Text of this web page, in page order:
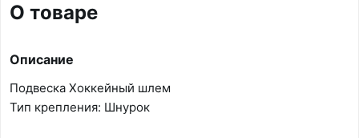
О товаре
Описание
Подвеска Хоккейный шлем
Тип крепления: Шнурок